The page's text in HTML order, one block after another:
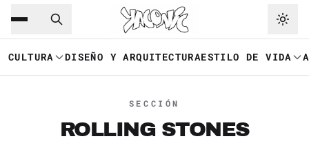
Saltar al contenido principal
CULTURA DISEÑO Y ARQUITECTURAESTILO DE VIDA
SECCIÓN
ROLLING STONES